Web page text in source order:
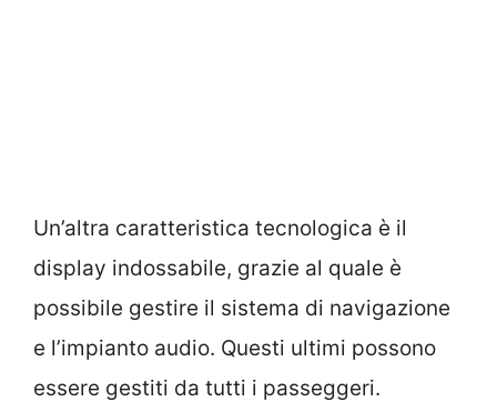
Un’altra caratteristica tecnologica è il
display indossabile, grazie al quale è
possibile gestire il sistema di navigazione
e l’impianto audio. Questi ultimi possono
essere gestiti da tutti i passeggeri.